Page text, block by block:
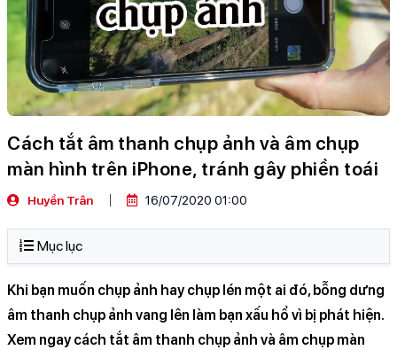
Cách tắt âm thanh chụp ảnh và âm chụp
màn hình trên iPhone, tránh gây phiền toái
Huyền Trân 16/07/2020 01:00
Mục lục
Khi bạn muốn chụp ảnh hay chụp lén một ai đó, bỗng dưng
âm thanh chụp ảnh vang lên làm bạn xấu hổ vì bị phát hiện.
Xem ngay cách tắt âm thanh chụp ảnh và âm chụp màn